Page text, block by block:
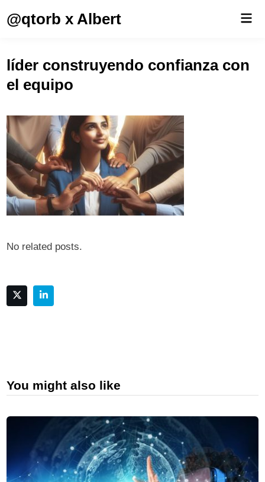
@qtorb x Albert
líder construyendo confianza con
el equipo
No related posts.
You might also like